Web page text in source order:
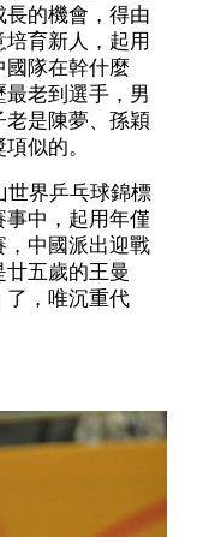
的機會，得由
育新人，起用
國隊在幹什麼
老到選手，男
是陳夢、孫穎
似的。
界乒乓球錦標
中，起用年僅
，中國派出迎戰
五歲的王曼
了，唯沉重代